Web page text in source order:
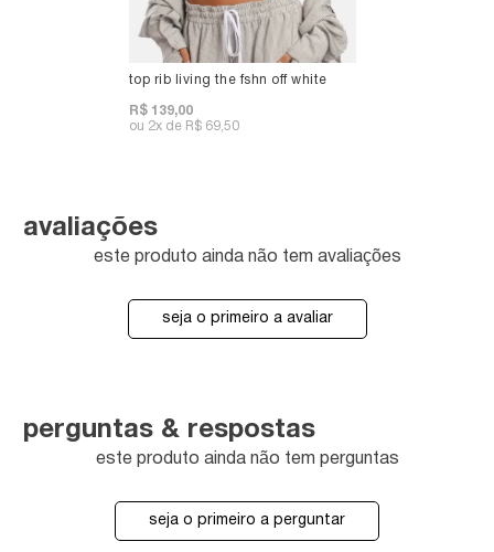
top rib living the fshn off white
R$ 139,00
2x R$ 69,50
avaliações
este produto ainda não tem avaliações
seja o primeiro a avaliar
perguntas & respostas
este produto ainda não tem perguntas
seja o primeiro a perguntar